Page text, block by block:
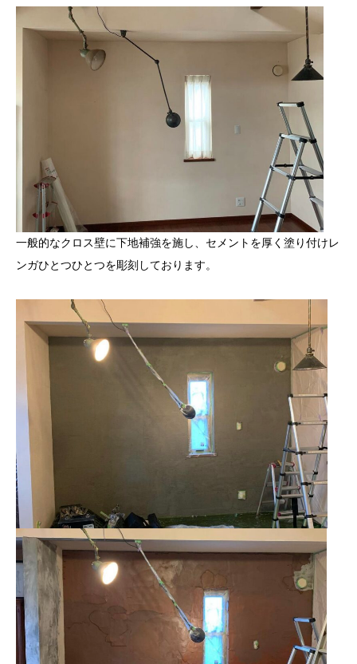
一般的なクロス壁に下地補強を施し、セメントを厚く塗り付けレ
ンガひとつひとつを彫刻しております。